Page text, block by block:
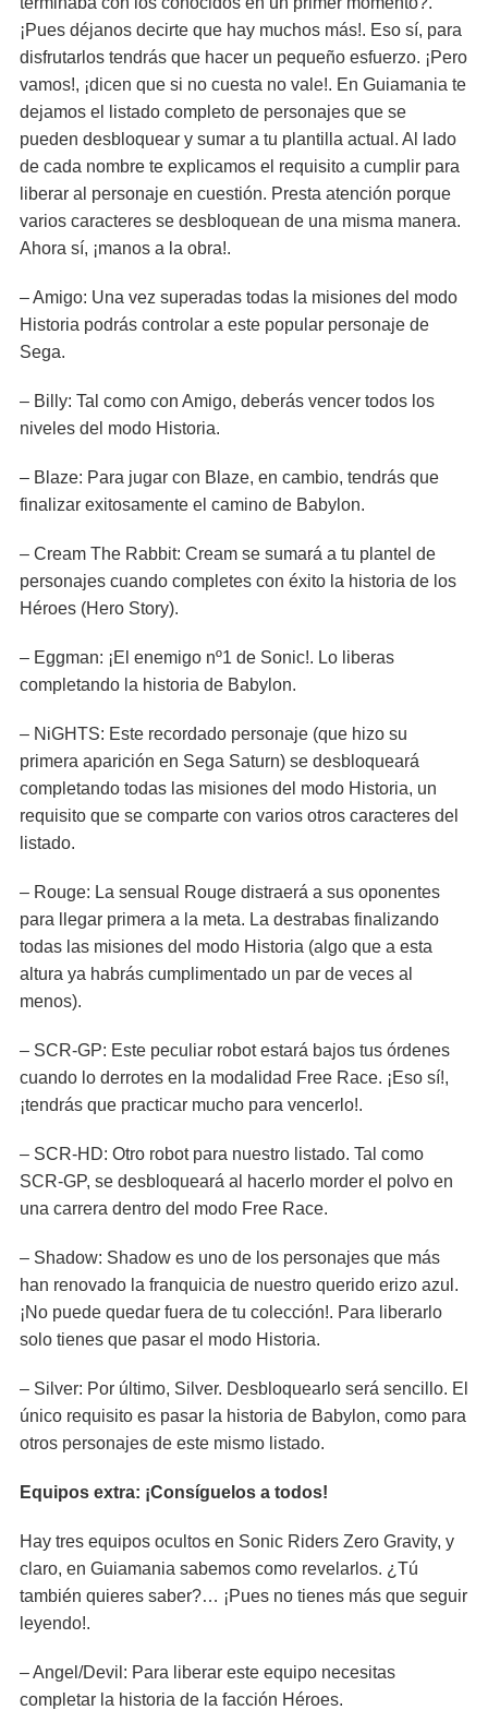
¡Pues déjanos decirte que hay muchos más!. Eso sí, para
disfrutarlos tendrás que hacer un pequeño esfuerzo. ¡Pero
vamos!, ¡dicen que si no cuesta no vale!. En Guiamania te
dejamos el listado completo de personajes que se
pueden desbloquear y sumar a tu plantilla actual. Al lado
de cada nombre te explicamos el requisito a cumplir para
liberar al personaje en cuestión. Presta atención porque
varios caracteres se desbloquean de una misma manera.
Ahora sí, ¡manos a la obra!.
– Amigo: Una vez superadas todas la misiones del modo
Historia podrás controlar a este popular personaje de
Sega.
– Billy: Tal como con Amigo, deberás vencer todos los
niveles del modo Historia.
– Blaze: Para jugar con Blaze, en cambio, tendrás que
finalizar exitosamente el camino de Babylon.
– Cream The Rabbit: Cream se sumará a tu plantel de
personajes cuando completes con éxito la historia de los
Héroes (Hero Story).
– Eggman: ¡El enemigo nº1 de Sonic!. Lo liberas
completando la historia de Babylon.
– NiGHTS: Este recordado personaje (que hizo su
primera aparición en Sega Saturn) se desbloqueará
completando todas las misiones del modo Historia, un
requisito que se comparte con varios otros caracteres del
listado.
– Rouge: La sensual Rouge distraerá a sus oponentes
para llegar primera a la meta. La destrabas finalizando
todas las misiones del modo Historia (algo que a esta
altura ya habrás cumplimentado un par de veces al
menos).
– SCR-GP: Este peculiar robot estará bajos tus órdenes
cuando lo derrotes en la modalidad Free Race. ¡Eso sí!,
¡tendrás que practicar mucho para vencerlo!.
– SCR-HD: Otro robot para nuestro listado. Tal como
SCR-GP, se desbloqueará al hacerlo morder el polvo en
una carrera dentro del modo Free Race.
– Shadow: Shadow es uno de los personajes que más
han renovado la franquicia de nuestro querido erizo azul.
¡No puede quedar fuera de tu colección!. Para liberarlo
solo tienes que pasar el modo Historia.
– Silver: Por último, Silver. Desbloquearlo será sencillo. El
único requisito es pasar la historia de Babylon, como para
otros personajes de este mismo listado.
Equipos extra: ¡Consíguelos a todos!
Hay tres equipos ocultos en Sonic Riders Zero Gravity, y
claro, en Guiamania sabemos como revelarlos. ¿Tú
también quieres saber?… ¡Pues no tienes más que seguir
leyendo!.
– Angel/Devil: Para liberar este equipo necesitas
completar la historia de la facción Héroes.